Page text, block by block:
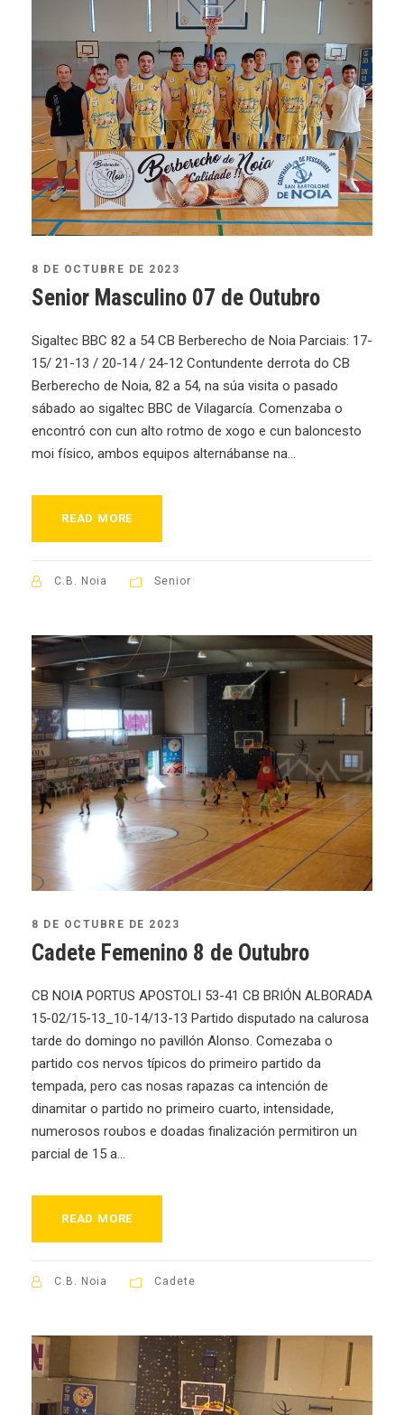
8 DE OCTUBRE DE 2023
Senior Masculino 07 de Outubro
Sigaltec BBC 82 a 54 CB Berberecho de Noia Parciais: 17-
15/ 21-13 / 20-14 / 24-12 Contundente derrota do CB
Berberecho de Noia, 82 a 54, na súa visita o pasado
sábado ao sigaltec BBC de Vilagarcía. Comenzaba o
encontró con cun alto rotmo de xogo e cun baloncesto
moi físico, ambos equipos alternábanse na...
READ MORE
C.B. Noia Senior
8 DE OCTUBRE DE 2023
Cadete Femenino 8 de Outubro
CB NOIA PORTUS APOSTOLI 53-41 CB BRIÓN ALBORADA
15-02/15-13_10-14/13-13 Partido disputado na calurosa
tarde do domingo no pavillón Alonso. Comezaba o
partido cos nervos típicos do primeiro partido da
tempada, pero cas nosas rapazas ca intención de
dinamitar o partido no primeiro cuarto, intensidade,
numerosos roubos e doadas finalización permitiron un
parcial de 15 a...
READ MORE
C.B. Noia Cadete